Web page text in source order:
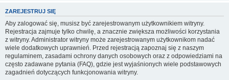
ZAREJESTRUJ SIĘ
Aby zalogować się, musisz być zarejestrowanym użytkownikiem witryny.
Rejestracja zajmuje tylko chwilę, a znacznie zwiększa możliwości korzystania
z witryny. Administrator witryny może zarejestrowanym użytkownikom nadać
wiele dodatkowych uprawnień. Przed rejestracją zapoznaj się z naszym
regulaminem, zasadami ochrony danych osobowych oraz z odpowiedziami na
często zadawane pytania (FAQ), gdzie jest wyjaśnionych wiele podstawowych
zagadnień dotyczących funkcjonowania witryny.